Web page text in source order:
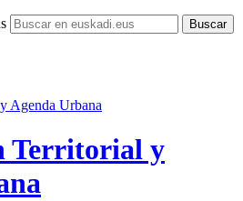
Agenda Urbana
Territorial y